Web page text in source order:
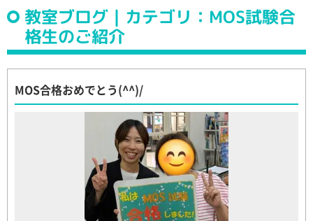
教室ブログ｜カテゴリ：MOS試験合
格生のご紹介
MOS合格おめでとう(^^)/